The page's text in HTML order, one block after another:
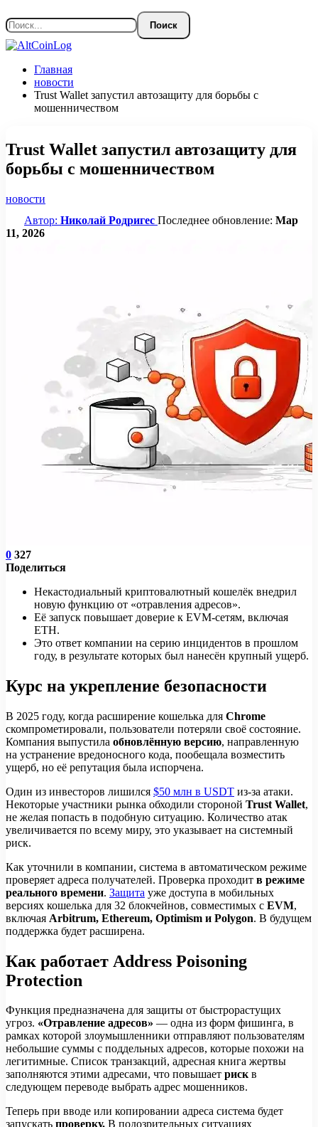
Главная
новости
Trust Wallet запустил автозащиту для борьбы с
мошенничеством
Trust Wallet запустил автозащиту для
борьбы с мошенничеством
новости
Автор: Николай Родригес Последнее обновление: Мар
11, 2026
0 327
Поделиться
Некастодиальный криптовалютный кошелёк внедрил
новую функцию от «отравления адресов».
Её запуск повышает доверие к EVM-сетям, включая
ETH.
Это ответ компании на серию инцидентов в прошлом
году, в результате которых был нанесён крупный ущерб.
Курс на укрепление безопасности
В 2025 году, когда расширение кошелька для Chrome
скомпрометировали, пользователи потеряли своё состояние.
Компания выпустила обновлённую версию, направленную
на устранение вредоносного кода, пообещала возместить
ущерб, но её репутация была испорчена.
Один из инвесторов лишился $50 млн в USDT из-за атаки.
Некоторые участники рынка обходили стороной Trust Wallet,
не желая попасть в подобную ситуацию. Количество атак
увеличивается по всему миру, это указывает на системный
риск.
Как уточнили в компании, система в автоматическом режиме
проверяет адреса получателей. Проверка проходит в режиме
реального времени. Защита уже доступа в мобильных
версиях кошелька для 32 блокчейнов, совместимых с EVM,
включая Arbitrum, Ethereum, Optimism и Polygon. В будущем
поддержка будет расширена.
Как работает Address Poisoning
Protection
Функция предназначена для защиты от быстрорастущих
угроз. «Отравление адресов» — одна из форм фишинга, в
рамках которой злоумышленники отправляют пользователям
небольшие суммы с поддельных адресов, которые похожи на
легитимные. Список транзакций, адресная книга жертвы
заполняются этими адресами, что повышает рискв
следующем переводе выбрать адрес мошенников.
Теперь при вводе или копировании адреса система будет
запускать проверку. В подозрительных ситуациях